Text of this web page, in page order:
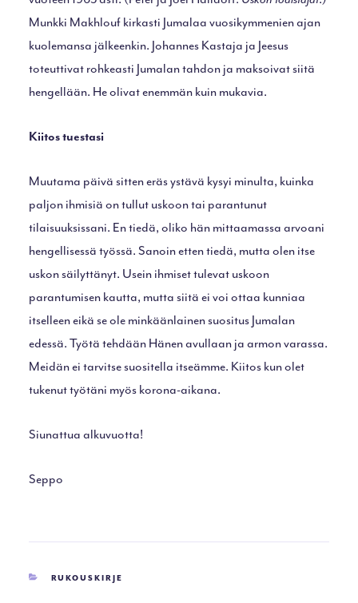
Munkki Makhlouf kirkasti Jumalaa vuosikymmenien ajan
kuolemansa jälkeenkin. Johannes Kastaja ja Jeesus
toteuttivat rohkeasti Jumalan tahdon ja maksoivat siitä
hengellään. He olivat enemmän kuin mukavia.
Kiitos tuestasi
Muutama päivä sitten eräs ystävä kysyi minulta, kuinka
paljon ihmisiä on tullut uskoon tai parantunut
tilaisuuksissani. En tiedä, oliko hän mittaamassa arvoani
hengellisessä työssä. Sanoin etten tiedä, mutta olen itse
uskon säilyttänyt. Usein ihmiset tulevat uskoon
parantumisen kautta, mutta siitä ei voi ottaa kunniaa
itselleen eikä se ole minkäänlainen suositus Jumalan
edessä. Työtä tehdään Hänen avullaan ja armon varassa.
Meidän ei tarvitse suositella itseämme. Kiitos kun olet
tukenut työtäni myös korona-aikana.
Siunattua alkuvuotta!
Seppo
KATEGORIAT
RUKOUSKIRJE